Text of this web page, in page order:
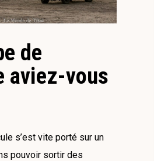
de
aviez-vous
s’est vite porté sur un
pouvoir sortir des